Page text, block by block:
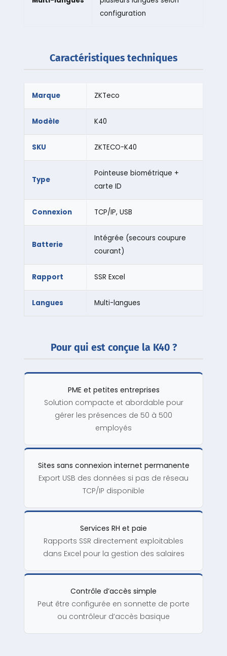
configuration
Caractéristiques techniques
Marque ZKTeco
Modèle K40
SKU ZKTECO-K40
Type
Pointeuse biométrique +
carte ID
Connexion TCP/IP, USB
Batterie
Intégrée (secours coupure
courant)
Rapport SSR Excel
Langues Multi-langues
Pour qui est conçue la K40 ?
PME et petites entreprises
Solution compacte et abordable pour
gérer les présences de 50 à 500
employés
Sites sans connexion internet permanente
Export USB des données si pas de réseau
TCP/IP disponible
Services RH et paie
Rapports SSR directement exploitables
dans Excel pour la gestion des salaires
Contrôle d’accès simple
Peut être configurée en sonnette de porte
ou contrôleur d’accès basique